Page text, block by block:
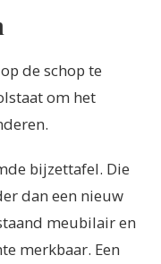
de schop te
om het
bijzettafel. Die
dan een nieuw
meubilair en
merkbaar. Een